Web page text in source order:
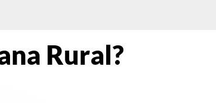
Rural?